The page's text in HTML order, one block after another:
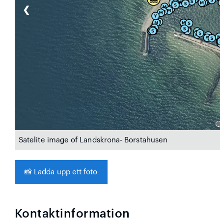
❮
Satelite image of Landskrona- Borstahusen
📸 Ladda upp ett foto
Kontaktinformation